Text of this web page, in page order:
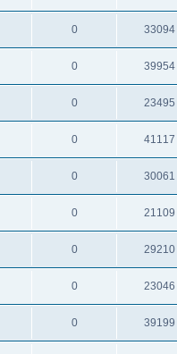
0 33094
0 39954
0 23495
0 41117
0 30061
0 21109
0 29210
0 23046
0 39199